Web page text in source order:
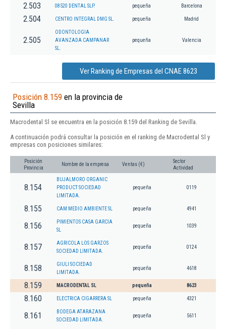
2.503 08520 DENTAL SLP. pequeña Barcelona
2.504 CENTRO INTEGRAL DMG SL. pequeña Madrid
2.505
ODONTOLOGIA
AVANZADA CAMPANAR
SL.
pequeña Valencia
Ver Ranking de Empresas del CNAE 8623
Posición 8.159 en la provincia de
Sevilla
Macrodental Sl se encuentra en la posición 8.159 del Ranking de Sevilla.
A continuación podrá consultar la posición en el ranking de Macrodental Sl y
empresas con posiciones similares:
Posición
Provincia
Nombre de la empresa Ventas (€)
Sector
Actividad
8.154
BUJALMORO ORGANIC
PRODUCT SOCIEDAD
LIMITADA.
pequeña 0119
8.155 CAM MEDIO AMBIENTE SL pequeña 4941
8.156
PIMIENTOS CASA GARCIA
SL
pequeña 1039
8.157
AGRICOLA LOS GARZOS
SOCIEDAD LIMITADA.
pequeña 0124
8.158
GIULI SOCIEDAD
LIMITADA.
pequeña 4618
8.159 MACRODENTAL SL pequeña 8623
8.160 ELECTRICA CIGARRERA SL pequeña 4321
8.161
BODEGA ATARAZANA
SOCIEDAD LIMITADA.
pequeña 5611